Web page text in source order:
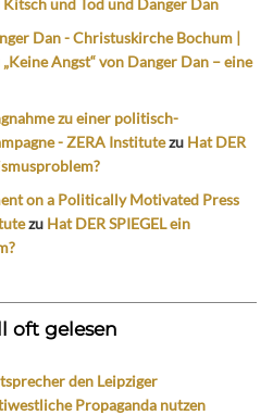
Dan - Christuskirche Bochum |
„Keine Angst“ von Danger Dan – eine
zu einer politisch-
- ZERA Institutezu Hat DER
on a Politically Motivated Press
zu Hat DER SPIEGEL ein
oft gelesen
den Leipziger
Propaganda nutzen